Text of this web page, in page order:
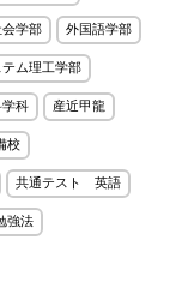
会学部 外国語学部
テム理工学部
学科 産近甲龍
校
共通テスト 英語
強法